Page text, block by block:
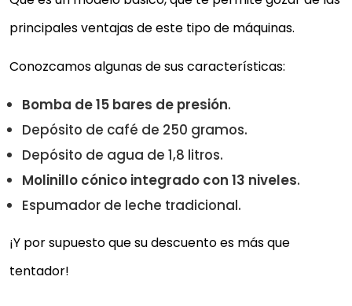
principales ventajas de este tipo de máquinas.
Conozcamos algunas de sus características:
Bomba de 15 bares de presión.
Depósito de café de 250 gramos.
Depósito de agua de 1,8 litros.
Molinillo cónico integrado con 13 niveles.
Espumador de leche tradicional.
¡Y por supuesto que su descuento es más que
tentador!